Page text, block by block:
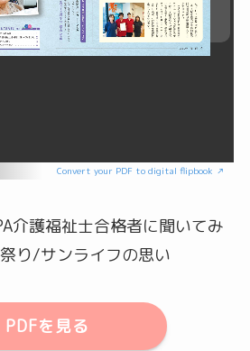
Convert your PDF to digital flipbook ↗
介護福祉士合格者に聞いてみ
り/サンライフの思い
PDFを見る